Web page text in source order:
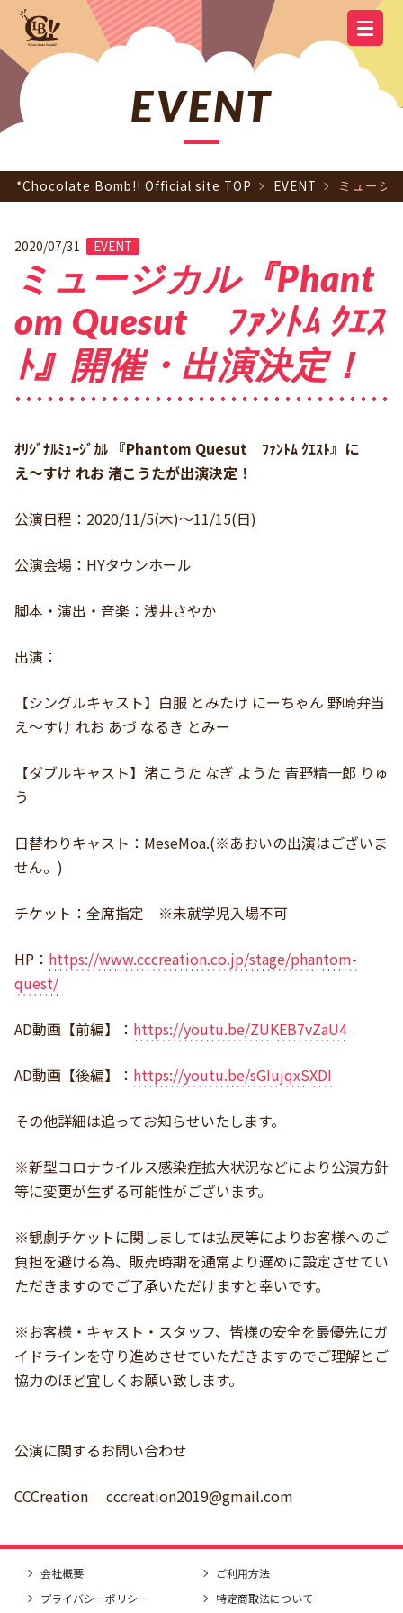
OFFICIAL SITE TOP
SCHEDULE DISCOGRAPHY
GOODS
YOUTUBE OFFICIAL LINE
OFFICIAL
EVENT
*Chocolate Bomb!! Official site TOP EVENT ミュージ
2020/07/31 EVENT
ミュージカル『Phant
om Quesut ﾌｧﾝﾄﾑ ｸｴｽ
ﾄ』開催・出演決定！
ｵﾘｼﾞﾅﾙﾐｭｰｼﾞｶﾙ 『Phantom Quesut ﾌｧﾝﾄﾑ ｸｴｽﾄ』に
え〜すけ れお 渚こうたが出演決定！
公演日程：2020/11/5(木)〜11/15(日)
公演会場：HYタウンホール
脚本・演出・音楽：浅井さやか
出演：
【シングルキャスト】白服 とみたけ にーちゃん 野崎弁当
え〜すけ れお あづ なるき とみー
【ダブルキャスト】渚こうた なぎ ようた 青野精一郎 りゅ
う
日替わりキャスト：MeseMoa.(※あおいの出演はございま
せん。)
チケット：全席指定 ※未就学児入場不可
HP： https://www.cccreation.co.jp/stage/phantom-
quest/
AD動画【前編】： https://youtu.be/ZUKEB7vZaU4
AD動画【後編】： https://youtu.be/sGIujqxSXDI
その他詳細は追ってお知らせいたします。
※新型コロナウイルス感染症拡大状況などにより公演方針
等に変更が生ずる可能性がございます。
※観劇チケットに関しましては払戻等によりお客様へのご
負担を避ける為、販売時期を通常より遅めに設定させてい
ただきますのでご了承いただけますと幸いです。
※お客様・キャスト・スタッフ、皆様の安全を最優先にガ
イドラインを守り進めさせていただきますのでご理解とご
協力のほど宜しくお願い致します。
公演に関するお問い合わせ
CCCreation cccreation2019@gmail.com
会社概要
ご利用方法
プライバシーポリシー
特定商取法について